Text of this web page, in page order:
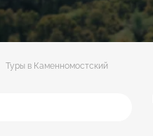
Туры в Каменномостский